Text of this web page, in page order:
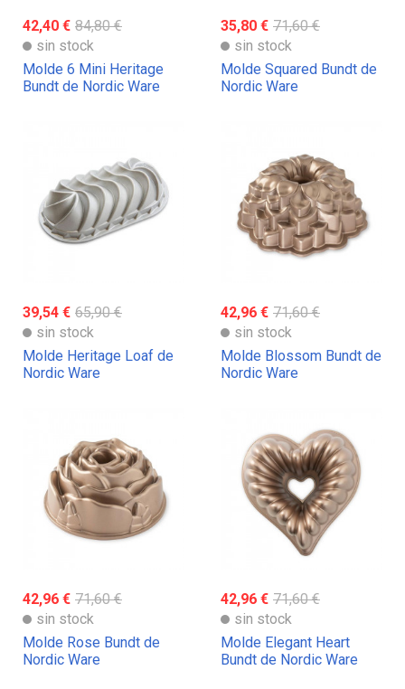
42,40 € 84,80 €
sin stock
Molde 6 Mini Heritage
Bundt de Nordic Ware
35,80 € 71,60 €
sin stock
Molde Squared Bundt de
Nordic Ware
39,54 € 65,90 €
sin stock
Molde Heritage Loaf de
Nordic Ware
42,96 € 71,60 €
sin stock
Molde Blossom Bundt de
Nordic Ware
42,96 € 71,60 €
sin stock
Molde Rose Bundt de
Nordic Ware
42,96 € 71,60 €
sin stock
Molde Elegant Heart
Bundt de Nordic Ware